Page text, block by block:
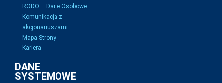
RODO – Dane Osobowe
Komunikacja z
akcjonariuszami
Mapa Strony
Kariera
DANE
SYSTEMOWE